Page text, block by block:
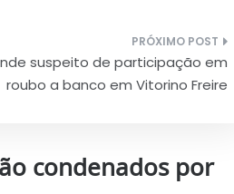
suspeito de participação em
roubo a banco em Vitorino Freire
condenados por